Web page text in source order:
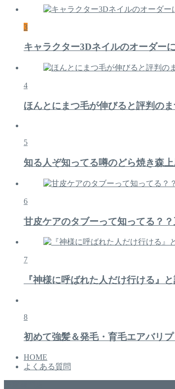
3
キャラクター3Dネイルのオーダー
4
ほんとにまつ毛が伸びると評判の
5
知る人ぞ知ってる噂のどら焼き森
6
甘皮ケアのタブーって知ってる？
7
『神様に呼ばれた人だけ行ける』
8
初めて強髪＆発毛・育毛エアバリ
HOME
よくある質問